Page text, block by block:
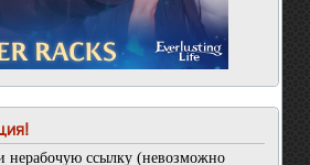
ссылку (невозможно